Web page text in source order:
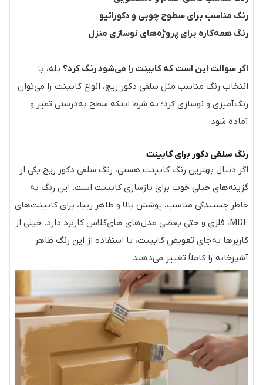
رنگ مناسب برای سطوح چوبی و دکوراتیو
رنگ همه‌کاره برای پروژه‌های نوسازی منزل
اگر سوالت این است که کابینت را می‌شود رنگ کرد؟ بله، با
انتخاب رنگ مناسب مثل سلفی دکور ریچ، انواع کابینت را می‌توان
رنگ‌آمیزی و نوسازی کرد؛ به شرط اینکه سطح به‌درستی تمیز و
آماده شود.
رنگ سلفی دکور برای کابینت
اگر دنبال بهترین رنگ کابینت هستی، رنگ سلفی دکور ریچ یکی از
گزینه‌های خیلی خوب برای بازسازی کابینت است. این رنگ به
خاطر چسبندگی مناسب، پوشش بالا و ظاهر زیبا، برای کابینت‌های
MDF، فلزی و حتی بعضی مدل‌های های‌گلاس کاربرد دارد. خیلی از
کاربرها به‌جای تعویض کابینت، با استفاده از این رنگ ظاهر
آشپزخانه را کاملاً تغییر می‌دهند.